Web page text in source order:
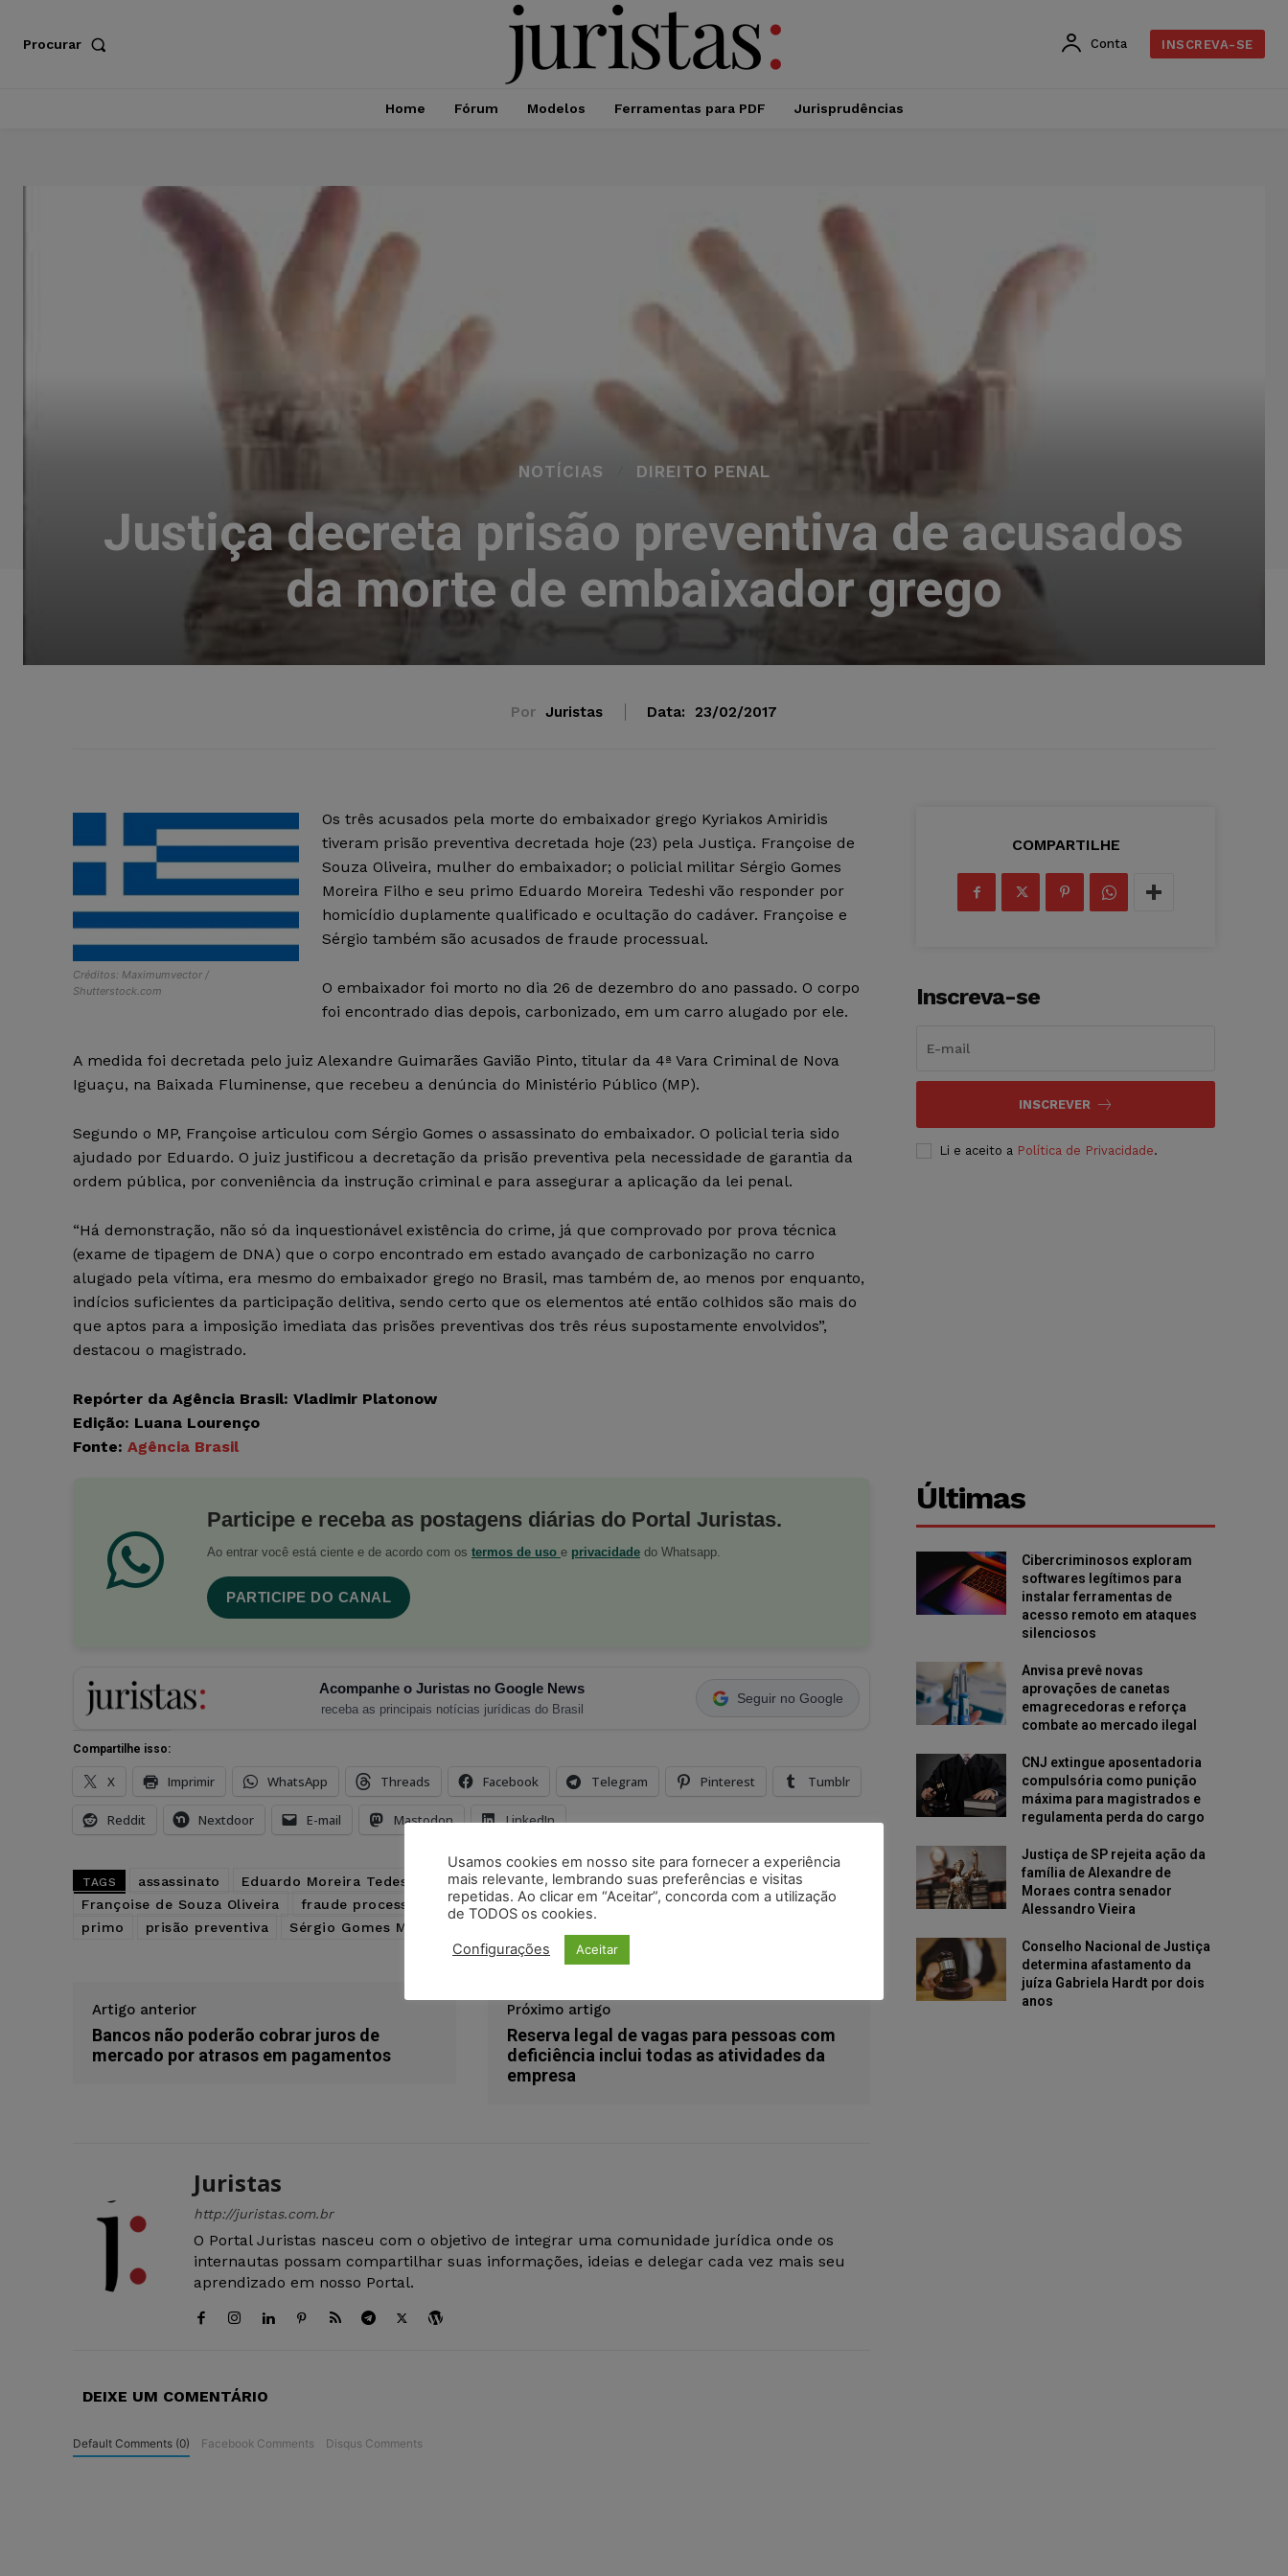
Procurar Conta INSCREVA-SE
Home Fórum Modelos Ferramentas para PDF Jurisprudências
NOTÍCIAS DIREITO PENAL
Justiça decreta prisão preventiva de acusados
da morte de embaixador grego
Por Juristas Data: 23/02/2017
Créditos: Maximumvector /
Shutterstock.com
Os três acusados pela morte do embaixador grego Kyriakos Amiridis
tiveram prisão preventiva decretada hoje (23) pela Justiça. Françoise de
Souza Oliveira, mulher do embaixador; o policial militar Sérgio Gomes
Moreira Filho e seu primo Eduardo Moreira Tedeshi vão responder por
homicídio duplamente qualificado e ocultação do cadáver. Françoise e
Sérgio também são acusados de fraude processual.
O embaixador foi morto no dia 26 de dezembro do ano passado. O corpo
foi encontrado dias depois, carbonizado, em um carro alugado por ele.
A medida foi decretada pelo juiz Alexandre Guimarães Gavião Pinto, titular da 4ª Vara Criminal de Nova
Iguaçu, na Baixada Fluminense, que recebeu a denúncia do Ministério Público (MP).
Segundo o MP, Françoise articulou com Sérgio Gomes o assassinato do embaixador. O policial teria sido
ajudado por Eduardo. O juiz justificou a decretação da prisão preventiva pela necessidade de garantia da
ordem pública, por conveniência da instrução criminal e para assegurar a aplicação da lei penal.
“Há demonstração, não só da inquestionável existência do crime, já que comprovado por prova técnica
(exame de tipagem de DNA) que o corpo encontrado em estado avançado de carbonização no carro
alugado pela vítima, era mesmo do embaixador grego no Brasil, mas também de, ao menos por enquanto,
indícios suficientes da participação delitiva, sendo certo que os elementos até então colhidos são mais do
que aptos para a imposição imediata das prisões preventivas dos três réus supostamente envolvidos”,
destacou o magistrado.
Repórter da Agência Brasil: Vladimir Platonow
Edição: Luana Lourenço
Fonte: Agência Brasil
Participe e receba as postagens diárias do Portal Juristas.
Ao entrar você está ciente e de acordo com os termos de uso e privacidade do Whatsapp.
PARTICIPE DO CANAL
Acompanhe o Juristas no Google News
receba as principais notícias jurídicas do Brasil
Seguir no Google
Compartilhe isso:
X Imprimir WhatsApp Threads Facebook Telegram Pinterest Tumblr
Reddit Nextdoor E-mail Mastodon LinkedIn
TAGS assassinato Eduardo Moreira Tedeshi embaixador embaixador grego
esposa
Françoise de Souza Oliveira
fraude processual grécia Kyriakos Amiridis mulher
policial militar
primo
prisão preventiva Sérgio Gomes Moreira Filho
Artigo anterior
Bancos não poderão cobrar juros de
mercado por atrasos em pagamentos
Próximo artigo
Reserva legal de vagas para pessoas com
deficiência inclui todas as atividades da
empresa
Juristas
http://juristas.com.br
O Portal Juristas nasceu com o objetivo de integrar uma comunidade jurídica onde os
internautas possam compartilhar suas informações, ideias e delegar cada vez mais seu
aprendizado em nosso Portal.
DEIXE UM COMENTÁRIO
Default Comments (0) Facebook Comments Disqus Comments
COMPARTILHE
Inscreva-se
INSCREVER
Li e aceito a Política de Privacidade.
Últimas
Cibercriminosos exploram
softwares legítimos para
instalar ferramentas de
acesso remoto em ataques
silenciosos
Anvisa prevê novas
aprovações de canetas
emagrecedoras e reforça
combate ao mercado ilegal
CNJ extingue aposentadoria
compulsória como punição
máxima para magistrados e
regulamenta perda do cargo
Justiça de SP rejeita ação da
família de Alexandre de
Moraes contra senador
Alessandro Vieira
Conselho Nacional de Justiça
determina afastamento da
juíza Gabriela Hardt por dois
anos
Usamos cookies em nosso site para fornecer a experiência
mais relevante, lembrando suas preferências e visitas
repetidas. Ao clicar em “Aceitar”, concorda com a utilização
de TODOS os cookies.
Configurações Aceitar